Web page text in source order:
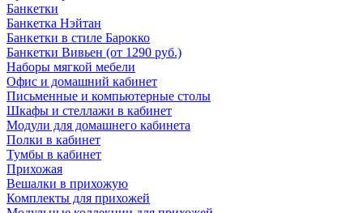
Банкетки
Банкетка Нэйтан
Банкетки в стиле Барокко
Банкетки Вивьен (от 1290 руб.)
Наборы мягкой мебели
Офис и домашний кабинет
Письменные и компьютерные столы
Шкафы и стеллажи в кабинет
Модули для домашнего кабинета
Полки в кабинет
Тумбы в кабинет
Прихожая
Вешалки в прихожую
Комплекты для прихожей